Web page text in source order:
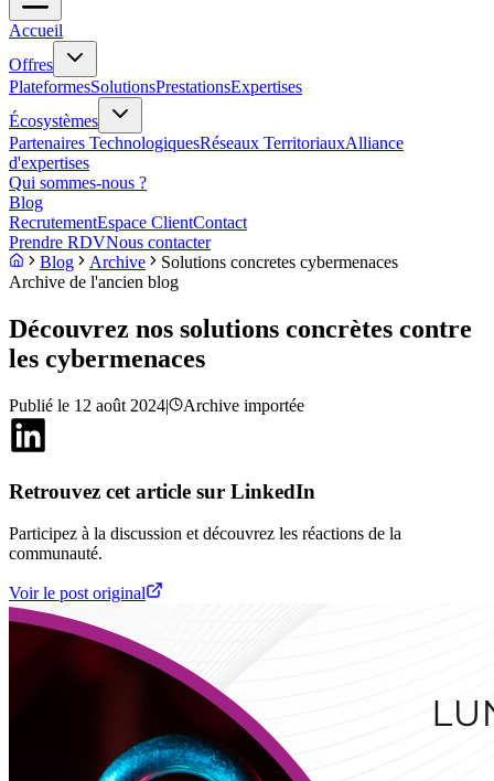
Accueil
Offres
PlateformesSolutionsPrestationsExpertises
Écosystèmes
Partenaires TechnologiquesRéseaux TerritoriauxAlliance
d'expertises
Qui sommes-nous ?
Blog
RecrutementEspace ClientContact
Prendre RDVNous contacter
Blog
Archive
Solutions concretes cybermenaces
Archive de l'ancien blog
Découvrez nos solutions concrètes contre
les cybermenaces
Publié le 12 août 2024| Archive importée
Retrouvez cet article sur LinkedIn
Participez à la discussion et découvrez les réactions de la
communauté.
Voir le post original